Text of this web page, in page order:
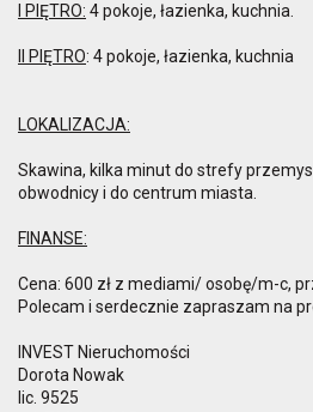
I PIĘTRO: 4 pokoje, łazienka, kuchnia.
II PIĘTRO: 4 pokoje, łazienka, kuchnia
LOKALIZACJA:
Skawina, kilka minut do strefy
obwodnicy i do centrum miasta.
FINANSE:
Cena: 600 zł z mediami/ osobę/m-c,
Polecam i serdecznie zapraszam na
INVEST Nieruchomości
Dorota Nowak
lic. 9525